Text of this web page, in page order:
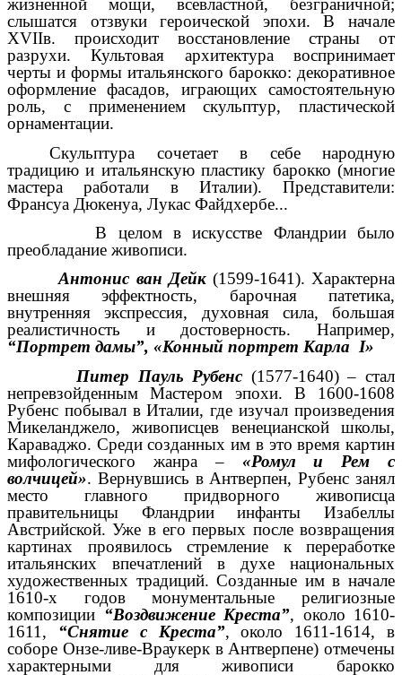
жизненной мощи, всевластной, безграничной;
слышатся отзвуки героической эпохи. В начале
XVIIв. происходит восстановление страны от
разрухи. Культовая архитектура воспринимает
черты и формы итальянского барокко: декоративное
оформление фасадов, играющих самостоятельную
роль, с применением скульптур, пластической
орнаментации.
Скульптура сочетает в себе народную
традицию и итальянскую пластику барокко (многие
мастера работали в Италии). Представители:
Франсуа Дюкенуа, Лукас Файдхербе...
В целом в искусстве Фландрии было
преобладание живописи.
Антонис ван Дейк(1599-1641). Характерна
внешняя эффектность, барочная патетика,
внутренняя экспрессия, духовная сила, большая
реалистичность и достоверность. Например,
“Портрет дамы”, «Конный портрет Карла I»
Питер Пауль Рубенс (1577-1640) – стал
непревзойденным Мастером эпохи. В 1600-1608
Рубенс побывал в Италии, где изучал произведения
Микеланджело, живописцев венецианской школы,
Караваджо. Среди созданных им в это время картин
мифологического жанра – «Ромул и Рем с
волчицей». Вернувшись в Антверпен, Рубенс занял
место главного придворного живописца
правительницы Фландрии инфанты Изабеллы
Австрийской. Уже в его первых после возвращения
картинах проявилось стремление к переработке
итальянских впечатлений в духе национальных
художественных традиций. Созданные им в начале
1610-х годов монументальные религиозные
композиции “Воздвижение Креста”, около 1610-
1611, “Снятие с Креста”, около 1611-1614, в
соборе Онзе-ливе-Враукерк в Антверпене) отмечены
характерными для живописи барокко